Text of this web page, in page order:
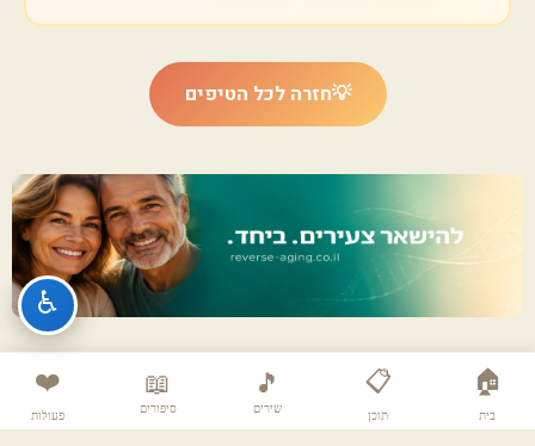
💡חזרה לכל הטיפים
🏠
בית
📋
תוכן
🎵
שירים
📖
סיפורים
❤️
פעולות
♿